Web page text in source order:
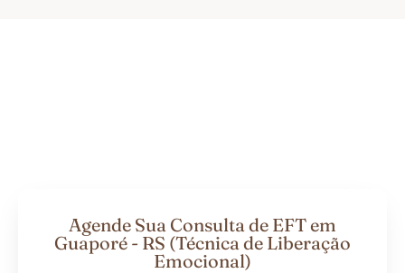
Agende Sua Consulta de EFT em
Guaporé - RS (Técnica de Liberação
Emocional)